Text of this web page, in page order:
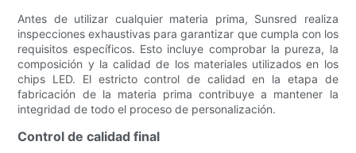
Antes de utilizar cualquier materia prima, Sunsred realiza
inspecciones exhaustivas para garantizar que cumpla con los
requisitos específicos. Esto incluye comprobar la pureza, la
composición y la calidad de los materiales utilizados en los
chips LED. El estricto control de calidad en la etapa de
fabricación de la materia prima contribuye a mantener la
integridad de todo el proceso de personalización.
Control de calidad final